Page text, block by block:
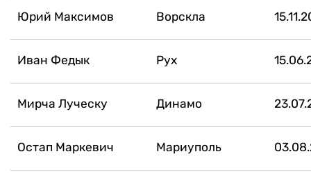
Юрий Максимов Ворскла
Иван Федык Рух
Мирча Луческу Динамо
Остап Маркевич Мариуполь